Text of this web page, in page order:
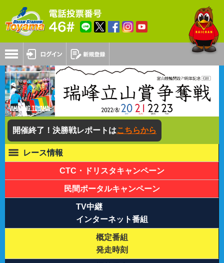
開催終了！ 決勝戦レポートはこちらから
レース情報
CTC・ドリスタキャンペーン
民間ポータルキャンペーン
TV中継
インターネット番組
概定番組
発走時刻